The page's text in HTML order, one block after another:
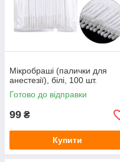
Мікробраші (палички для
анестезії), білі, 100 шт.
Готово до відправки
99 ₴
Купити